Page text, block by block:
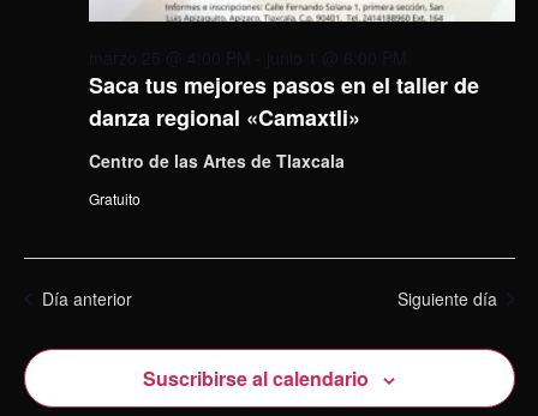
Saca tus mejores pasos en el taller de
danza regional «Camaxtli»
marzo 25 @ 4:00 PM - junio 1 @ 6:00 PM
Centro de las Artes de Tlaxcala
Gratuito
Día anterior Siguiente día
Suscribirse al calendario